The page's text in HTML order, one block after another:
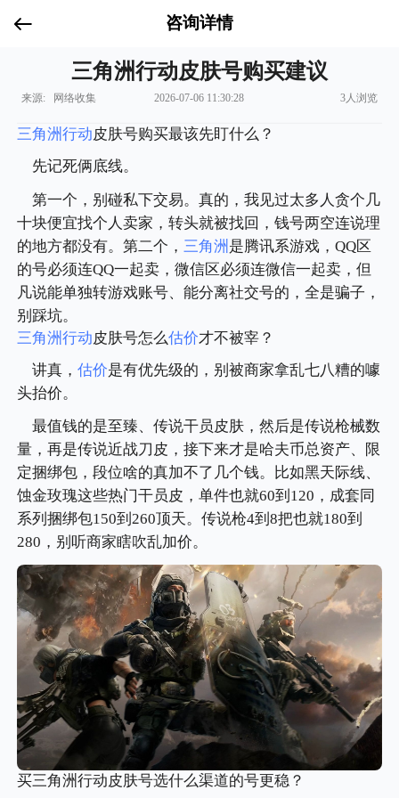
咨询详情
三角洲行动皮肤号购买建议
来源: 网络收集 2026-07-06 11:30:28 3人浏览
三角洲行动皮肤号购买最该先盯什么？
先记死俩底线。
第一个，别碰私下交易。真的，我见过太多人贪个几
十块便宜找个人卖家，转头就被找回，钱号两空连说理
的地方都没有。第二个， 三角洲 是腾讯系游戏，QQ区
的号必须连QQ一起卖，微信区必须连微信一起卖，但
凡说能单独转游戏账号、能分离社交号的，全是骗子，
别踩坑。
三角洲行动皮肤号怎么估价才不被宰？
讲真， 估价是有优先级的，别被商家拿乱七八糟的噱
头抬价。
最值钱的是至臻、传说干员皮肤，然后是传说枪械数
量，再是传说近战刀皮，接下来才是哈夫币总资产、限
定捆绑包，段位啥的真加不了几个钱。比如黑天际线、
蚀金玫瑰这些热门干员皮，单件也就60到120，成套同
系列捆绑包150到260顶天。传说枪4到8把也就180到
280，别听商家瞎吹乱加价。
买三角洲行动皮肤号选什么渠道的号更稳？